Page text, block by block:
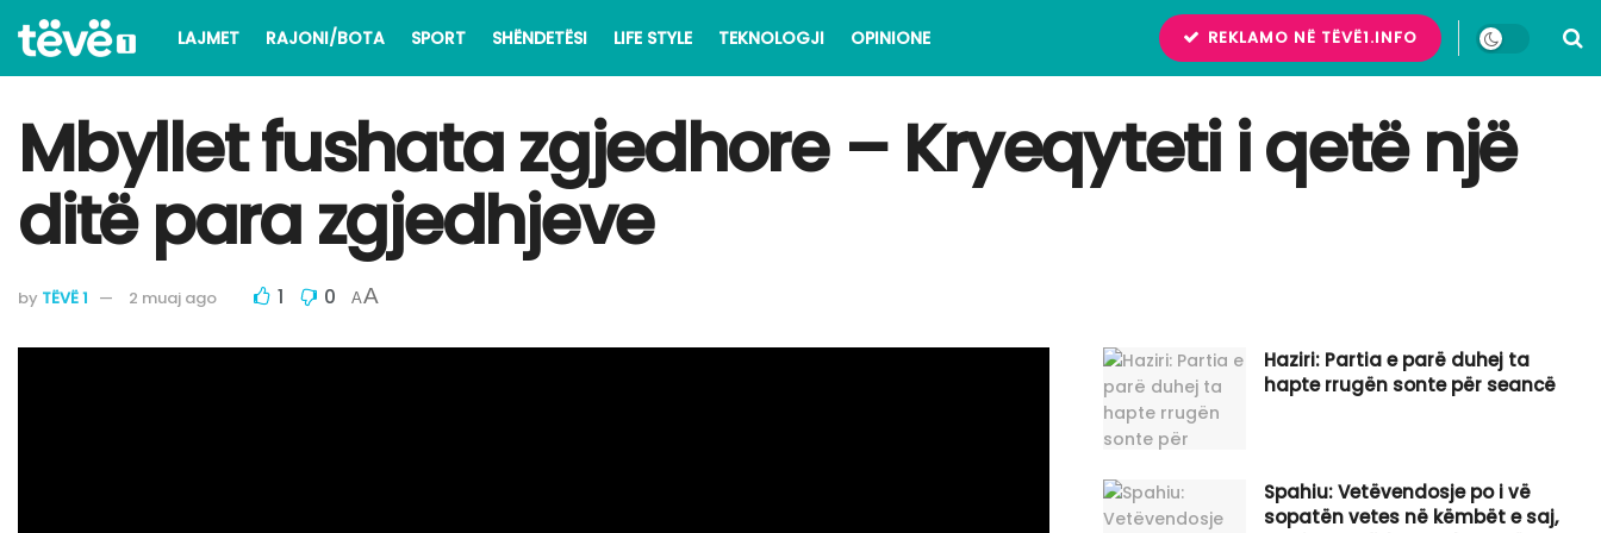
LAJMET RAJONI/BOTA SPORT SHËNDETËSI LIFE STYLE TEKNOLOGJI OPINIONE REKLAMO NË TËVË1.INFO
Mbyllet fushata zgjedhore – Kryeqyteti i qetë një
ditë para zgjedhjeve
by TËVË 1 2 muaj ago 1 0 AA
Haziri: Partia e parë duhej ta
hapte rrugën sonte për seancë
Spahiu: Vetëvendosje po i vë
sopatën vetes në këmbët e saj,